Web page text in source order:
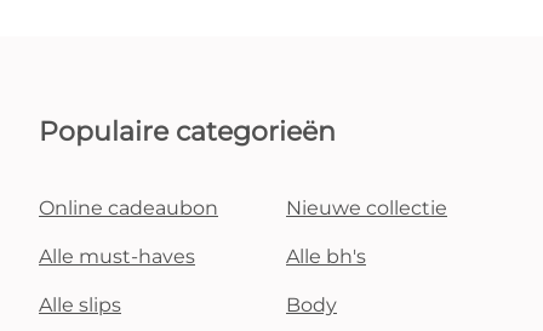
Populaire categorieën
Online cadeaubon Nieuwe collectie
Alle must-haves Alle bh's
Alle slips Body